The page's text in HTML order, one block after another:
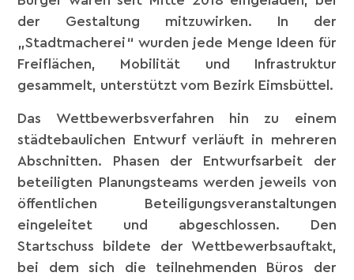
der Gestaltung mitzuwirken. In der
„Stadtmacherei“ wurden jede Menge Ideen für
Freiflächen, Mobilität und Infrastruktur
gesammelt, unterstützt vom Bezirk Eimsbüttel.
Das Wettbewerbsverfahren hin zu einem
städtebaulichen Entwurf verläuft in mehreren
Abschnitten. Phasen der Entwurfsarbeit der
beteiligten Planungsteams werden jeweils von
öffentlichen Beteiligungsveranstaltungen
eingeleitet und abgeschlossen. Den
Startschuss bildete der Wettbewerbsauftakt,
bei dem sich die teilnehmenden Büros der